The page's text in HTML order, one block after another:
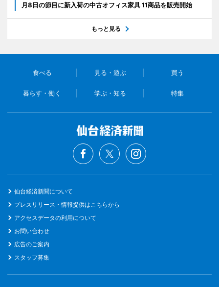
月8日の節目に新入荷の中古オフィス家具 11商品を販売開始
もっと見る
食べる 見る・遊ぶ 買う
暮らす・働く 学ぶ・知る 特集
仙台経済新聞について
プレスリリース・情報提供はこちらから
アクセスデータの利用について
お問い合わせ
広告のご案内
スタッフ募集